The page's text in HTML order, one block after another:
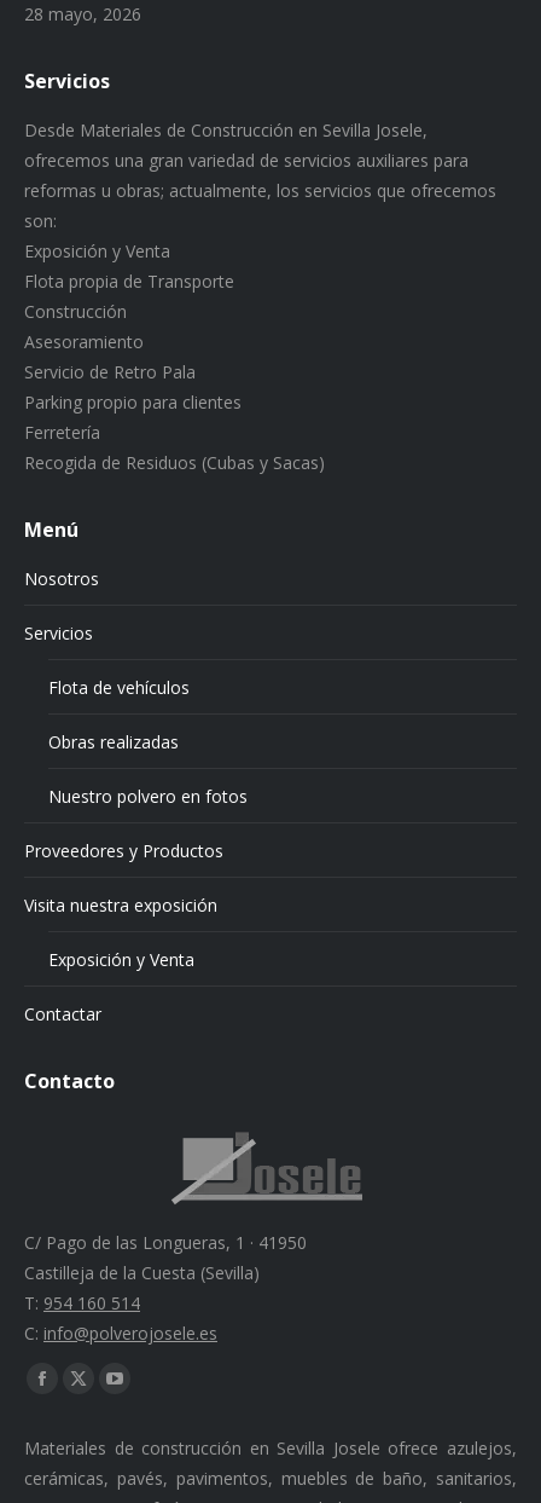
28 mayo, 2026
Servicios
Desde Materiales de Construcción en Sevilla Josele,
ofrecemos una gran variedad de servicios auxiliares para
reformas u obras; actualmente, los servicios que ofrecemos
son:
Exposición y Venta
Flota propia de Transporte
Construcción
Asesoramiento
Servicio de Retro Pala
Parking propio para clientes
Ferretería
Recogida de Residuos (Cubas y Sacas)
Menú
Nosotros
Servicios
Flota de vehículos
Obras realizadas
Nuestro polvero en fotos
Proveedores y Productos
Visita nuestra exposición
Exposición y Venta
Contactar
Contacto
C/ Pago de las Longueras, 1 · 41950
Castilleja de la Cuesta (Sevilla)
T: 954 160 514
C: info@polverojosele.es
Find us on:
Facebook
opens
in
X
opens
in
YouTube
opens
in
Materiales de construcción en Sevilla Josele ofrece azulejos,
cerámicas, pavés, pavimentos, muebles de baño, sanitarios,